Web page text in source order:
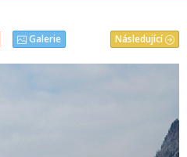
Následující
Galerie